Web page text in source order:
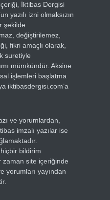
İktibas Dergisi
yazılı izni olmaksızın
şekilde
değiştirilemez,
fikri amaçlı olarak,
suretiyle
mümkündür. Aksine
işlemleri başlatma
iktibasdergisi.com’a
ve yorumlardan,
imzalı yazılar ise
bildirim
site içeriğinde
yorumları yayından